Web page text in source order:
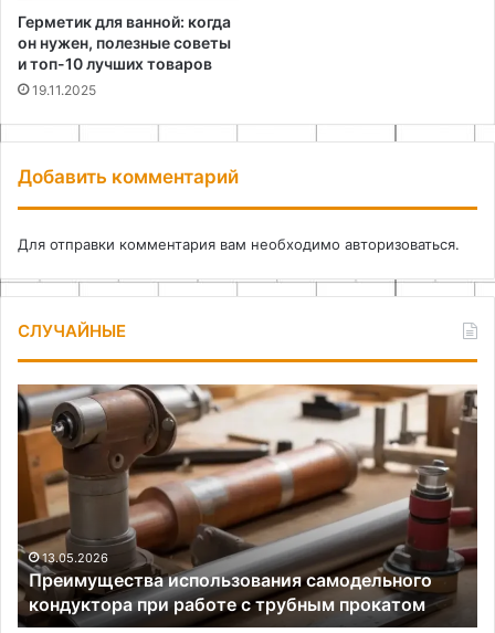
Герметик для ванной: когда
он нужен, полезные советы
и топ-10 лучших товаров
19.11.2025
Добавить комментарий
Для отправки комментария вам необходимо авторизоваться.
СЛУЧАЙНЫЕ
Преимущества
использования
самодельного
кондуктора
при
работе
с
трубным
прокатом
13.05.2026
Преимущества использования самодельного
кондуктора при работе с трубным прокатом